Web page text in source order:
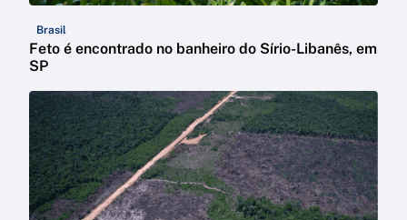
Brasil
Feto é encontrado no banheiro do Sírio-Libanês, em
SP